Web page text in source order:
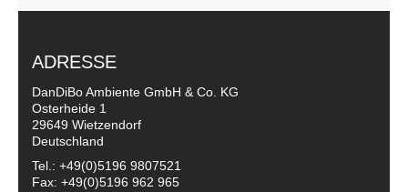
ADRESSE
DanDiBo Ambiente GmbH & Co. KG
Osterheide 1
29649 Wietzendorf
Deutschland
Tel.: +49(0)5196 9807521
Fax: +49(0)5196 962 965